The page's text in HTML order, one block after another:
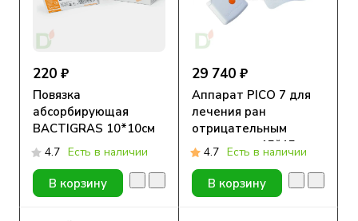
220 ₽
Повязка
абсорбирующая
BACTIGRAS 10*10см
4.7 Есть в наличии
В корзину
29 740 ₽
Аппарат PICO 7 для
лечения ран
отрицательным
давлением 15*15 см
4.7 Есть в наличии
В корзину